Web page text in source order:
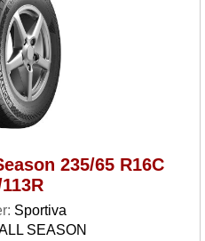
235/65 R16C
Sportiva
SEASON